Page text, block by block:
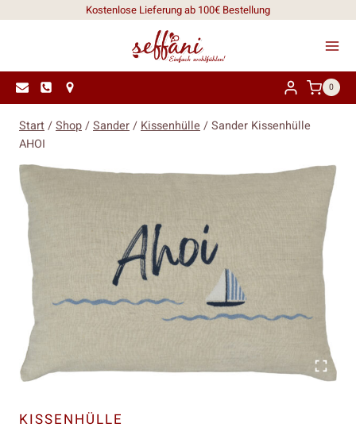
Kostenlose Lieferung ab 100€ Bestellung
0
Start/Shop/Sander/ Kissenhülle /Sander Kissenhülle
AHOI
KISSENHÜLLE